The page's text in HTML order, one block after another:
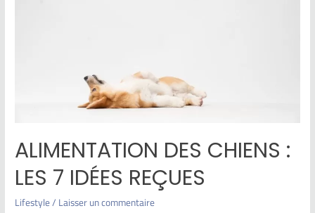
ALIMENTATION DES CHIENS :
LES 7 IDÉES REÇUES
Lifestyle/Laisser un commentaire